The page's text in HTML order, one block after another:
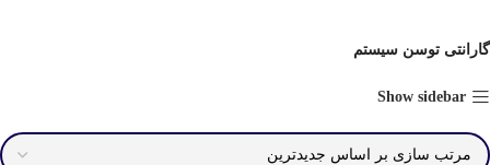
گارانتی توسن سیستم
Show sidebar